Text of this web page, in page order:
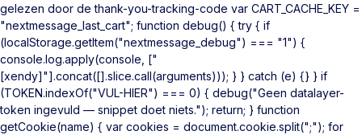
gelezen door de thank-you-tracking-code var CART_CACHE_KEY =
"nextmessage_last_cart"; function debug() { try { if
(localStorage.getItem("nextmessage_debug") === "1") {
console.log.apply(console, ["
[xendy]"].concat([].slice.call(arguments))); } } catch (e) {} } if
(TOKEN.indexOf("VUL-HIER") === 0) { debug("Geen datalayer-
token ingevuld — snippet doet niets."); return; } function
getCookie(name) { var cookies = document.cookie.split(";"); for